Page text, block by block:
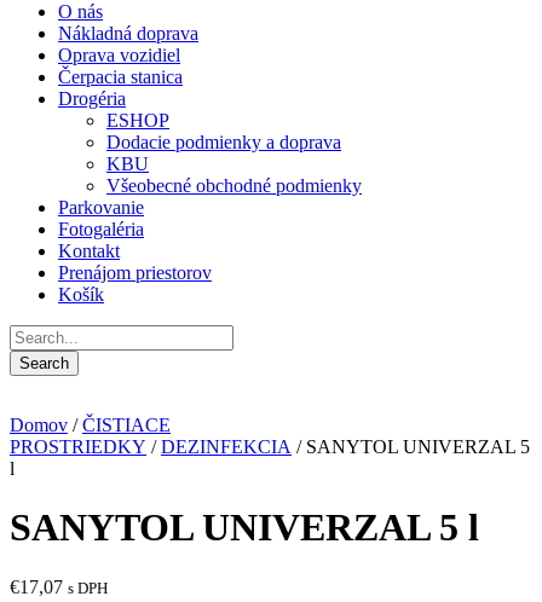
O nás
Nákladná doprava
Oprava vozidiel
Čerpacia stanica
Drogéria
ESHOP
Dodacie podmienky a doprava
KBU
Všeobecné obchodné podmienky
Parkovanie
Fotogaléria
Kontakt
Prenájom priestorov
Košík
Domov /ČISTIACE
PROSTRIEDKY /DEZINFEKCIA / SANYTOL UNIVERZAL 5
l
SANYTOL UNIVERZAL 5 l
€17,07 s DPH